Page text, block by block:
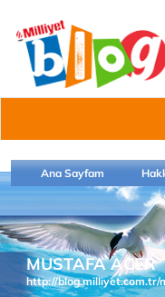
Ana Sayfam
MUSTAFA ACER
http://blog.milliyet.com.tr/